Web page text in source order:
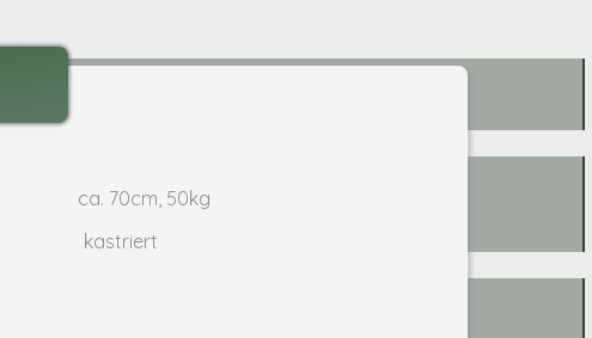
ca. 70cm, 50kg
kastriert